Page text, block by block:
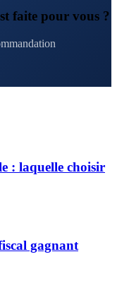
faite pour vous ?
: laquelle choisir
gagnant